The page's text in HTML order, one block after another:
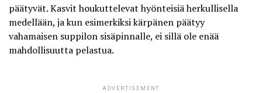
päätyvät. Kasvit houkuttelevat hyönteisiä herkullisella
medellään, ja kun esimerkiksi kärpänen päätyy
vahamaisen suppilon sisäpinnalle, ei sillä ole enää
mahdollisuutta pelastua.
ADVERTISEMENT